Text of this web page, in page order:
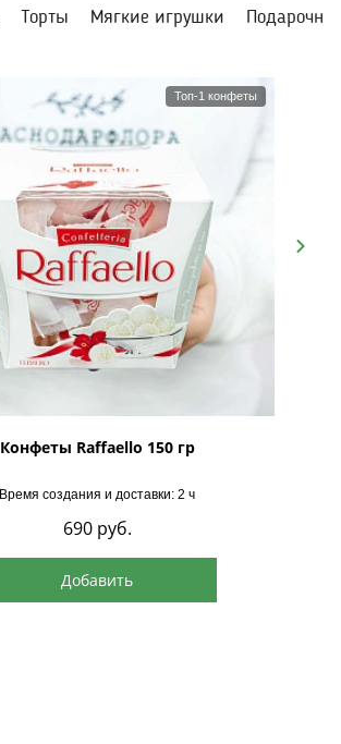
Торты Мягкие игрушки
Топ-1 конфеты
Конфеты Raffaello 150 гр
Время создания и доставки: 2 ч
690 руб.
Добавить